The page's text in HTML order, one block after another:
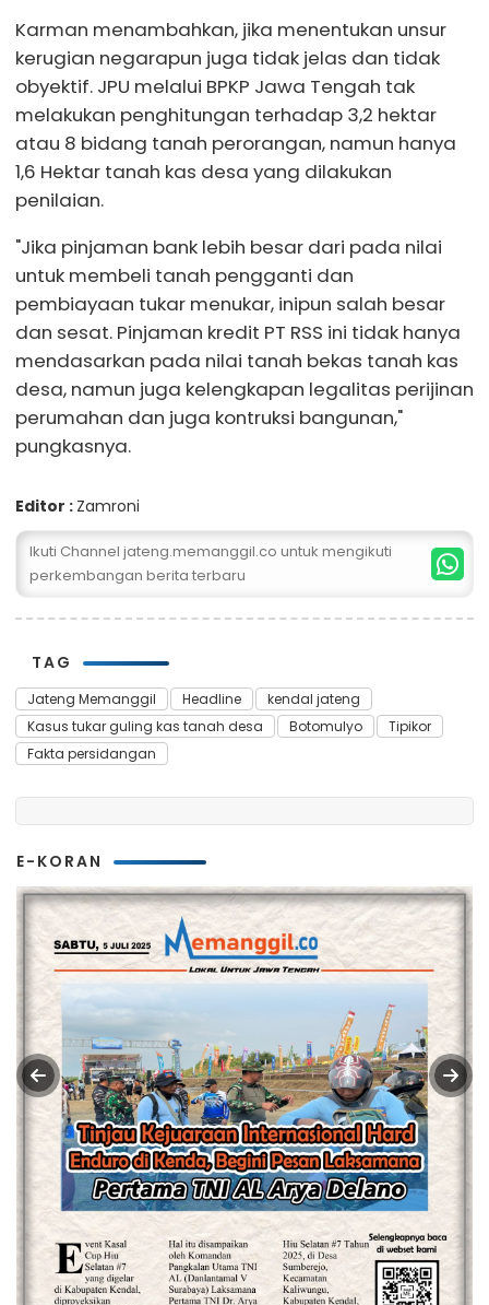
Karman menambahkan, jika menentukan unsur
kerugian negarapun juga tidak jelas dan tidak
obyektif. JPU melalui BPKP Jawa Tengah tak
melakukan penghitungan terhadap 3,2 hektar
atau 8 bidang tanah perorangan, namun hanya
1,6 Hektar tanah kas desa yang dilakukan
penilaian.
"Jika pinjaman bank lebih besar dari pada nilai
untuk membeli tanah pengganti dan
pembiayaan tukar menukar, inipun salah besar
dan sesat. Pinjaman kredit PT RSS ini tidak hanya
mendasarkan pada nilai tanah bekas tanah kas
desa, namun juga kelengkapan legalitas perijinan
perumahan dan juga kontruksi bangunan,"
pungkasnya.
Editor : Zamroni
Ikuti Channel jateng.memanggil.co untuk mengikuti
perkembangan berita terbaru
TAG
Jateng Memanggil Headline
kendal jateng
Kasus tukar guling kas tanah desa
Botomulyo
Tipikor
Fakta persidangan
E-KORAN